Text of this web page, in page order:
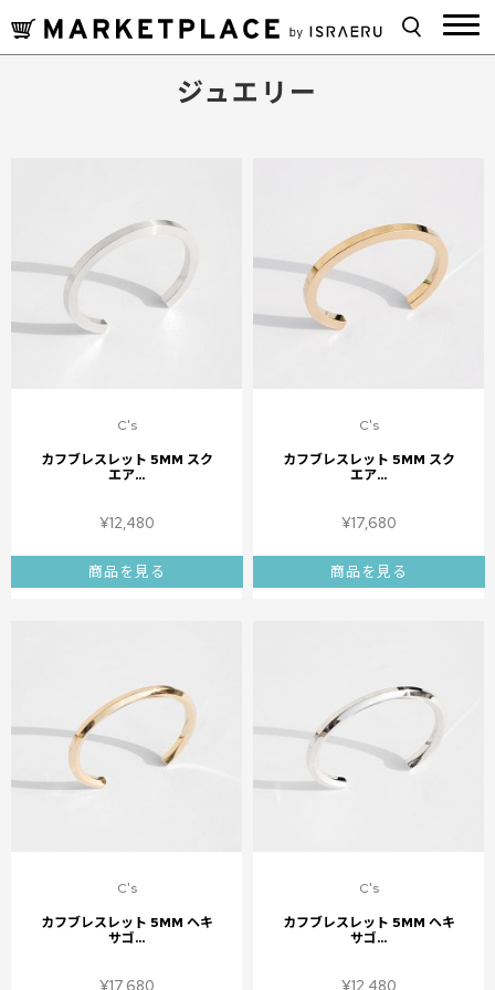
ジュエリー
C's
カフブレスレット 5MM スク
エア...
¥12,480
商品を見る
C's
カフブレスレット 5MM スク
エア...
¥17,680
商品を見る
C's
カフブレスレット 5MM ヘキ
サゴ...
¥17,680
C's
カフブレスレット 5MM ヘキ
サゴ...
¥12,480